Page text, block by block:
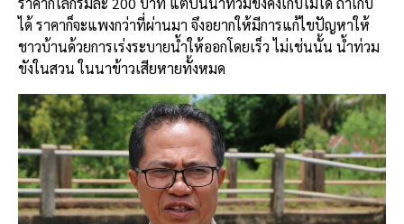
ได้ ราคาก็จะแพงกว่าที่ผ่านมา จึงอยากให้มีการแก้ไขปัญหาให้
ชาวบ้านด้วยการเร่งระบายน้ำให้ออกโดยเร็ว ไม่เช่นนั้น น้ำท่วม
ขังในสวน ในนาข้าวเสียหายทั้งหมด